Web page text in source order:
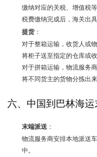
缴纳对应的关税、增值税等
税费缴纳完成后，海关出
提货：
对于整箱运输，收货人或
将柜子送至指定的仓库或收
对于拼箱运输，物流服务
将不同货主的货物分拣出
六、中国到巴林海
末端派送 ：
物流服务商安排本地派送
中。